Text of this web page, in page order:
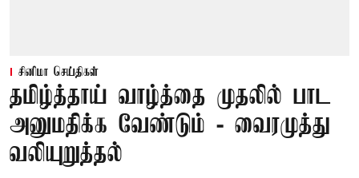
சினிமா செய்திகள்
தமிழ்த்தாய் வாழ்த்தை முதலில் பாட
அனுமதிக்க வேண்டும் - வைரமுத்து
வலியுறுத்தல்